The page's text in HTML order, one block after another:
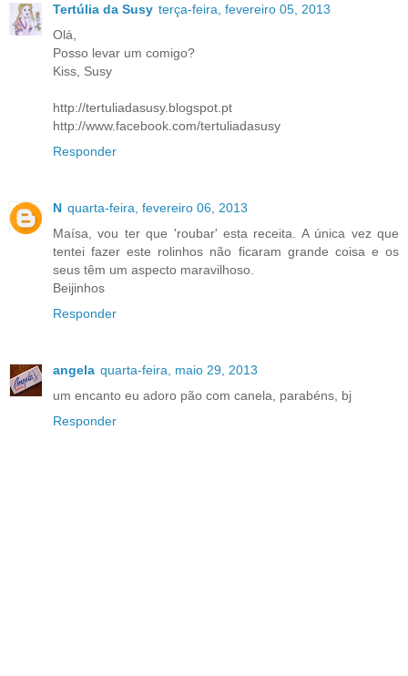
Tertúlia da Susy terça-feira, fevereiro 05, 2013
Olá,
Posso levar um comigo?
Kiss, Susy
http://tertuliadasusy.blogspot.pt
http://www.facebook.com/tertuliadasusy
Responder
N quarta-feira, fevereiro 06, 2013
Maísa, vou ter que 'roubar' esta receita. A única vez que
tentei fazer este rolinhos não ficaram grande coisa e os
seus têm um aspecto maravilhoso.
Beijinhos
Responder
angela quarta-feira, maio 29, 2013
um encanto eu adoro pão com canela, parabéns, bj
Responder